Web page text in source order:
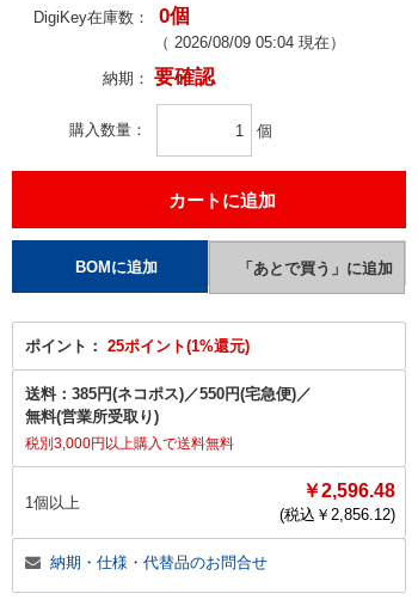
DigiKey在庫数： 0個
（ 2026/08/09 05:04 現在）
納期： 要確認
購入数量 個
ポイント： 25ポイント(1%還元)
送料： 385円(ネコポス)／550円(宅急便)／
無料(営業所受取り)
税別3,000円以上購入で送料無料
1個以上
￥2,596.48
(税込￥ 2,856.12)
納期・仕様・代替品のお問合せ